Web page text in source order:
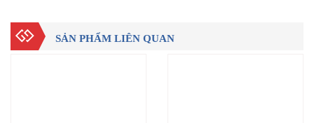
SẢN PHẨM LIÊN QUAN